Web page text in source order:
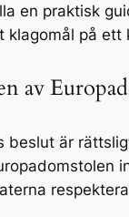
en praktisk
klagomål på ett
av
beslut är